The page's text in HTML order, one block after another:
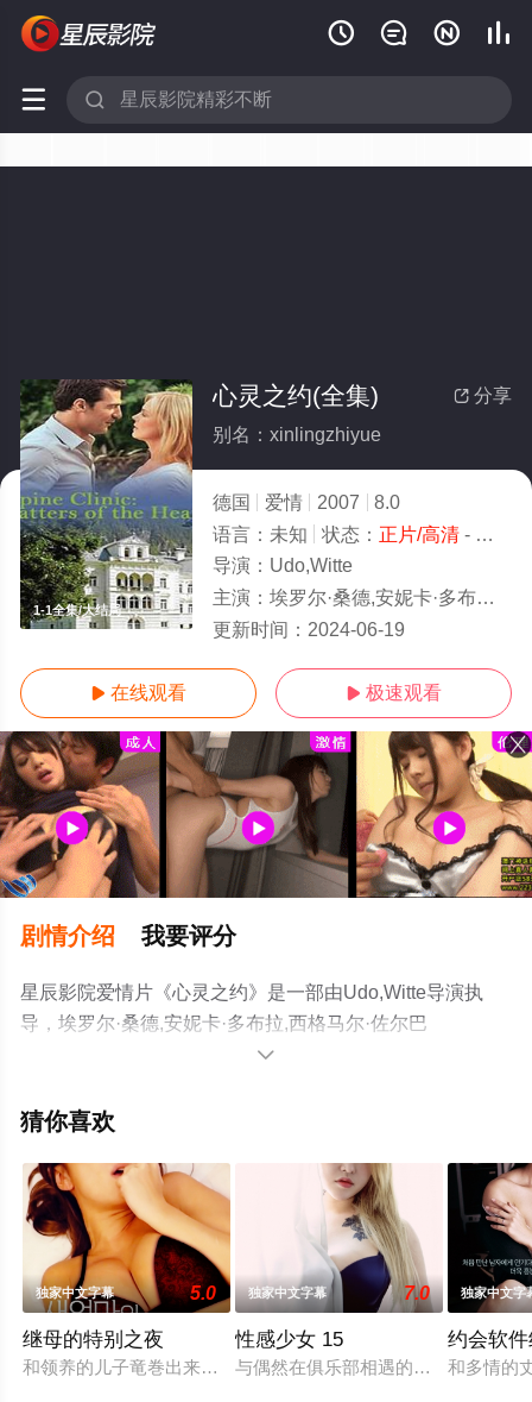
   
 
1-1全集/大结局
 分享
心灵之约(全集)
别名：xinlingzhiyue
德国 爱情 2007
8.0
语言： 未知 状态： 正片/高清- 免费在线观看
导演： Udo,Witte
主演： 埃罗尔·桑德,安妮卡·多布拉,西格马尔·佐尔巴赫,Julia,Thurnau,菲利普·穆格,Burkhard,H
更新时间： 2024-06-19
 在线观看  极速观看
剧情介绍 我要评分
星辰影院爱情片《心灵之约》是一部由Udo,Witte导演执
导，埃罗尔·桑德,安妮卡·多布拉,西格马尔·佐尔巴
赫,Julia,Thurnau,菲利普·穆格,Burkhard,Heyl,黛安娜·科尔
姆,Benjamin,Felix,Meyer等明星演员精彩演绎的德国电
删减完整版电影大全就上星辰影视，更多相关信息可移步
至豆瓣电影、电视猫或剧情网等平台了解。

猜你喜欢
独家中文字幕 5.0
继母的特别之夜
和领养的儿子竜巻出来旅行的女人 她为了孩子快乐成长 埋头工
独家中文字幕 7.0
性感少女 15
与偶然在俱乐部相遇的圆珠保持着性
独家中文字
约会软
和多情的